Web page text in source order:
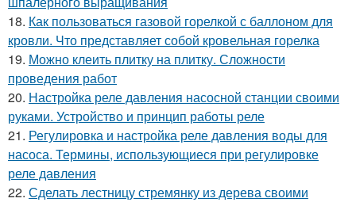
18. Как пользоваться газовой горелкой с баллоном для
кровли. Что представляет собой кровельная горелка
19. Можно клеить плитку на плитку. Сложности
проведения работ
20. Настройка реле давления насосной станции своими
руками. Устройство и принцип работы реле
21. Регулировка и настройка реле давления воды для
насоса. Термины, использующиеся при регулировке
реле давления
22. Сделать лестницу стремянку из дерева своими